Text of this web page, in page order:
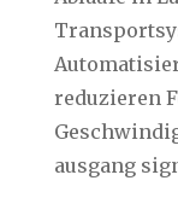
reduzieren
ausgang